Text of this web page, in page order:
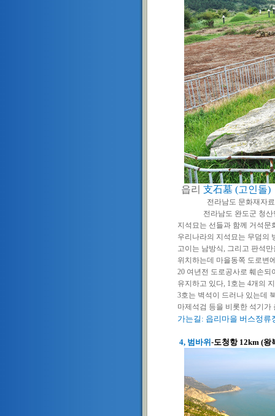
읍리 支石墓 (고인돌)
전라남도 문화재자료
전라남도 완도군 청산
지석묘는 선들과 함께 거석
우리나라의 지석묘는 무덤의
고이는 남방식, 그리고 판석
위치하는데 마을동쪽 도로변
20 여년전 도로공사로 훼손되
유지하고 있다, 1호는 4개의
3호는 벽석이 드러나 있는데
마제석검 등을 비롯한 석기가
가는길: 읍리마을 버스정류
4, 범바위 -도청항 12km (왕